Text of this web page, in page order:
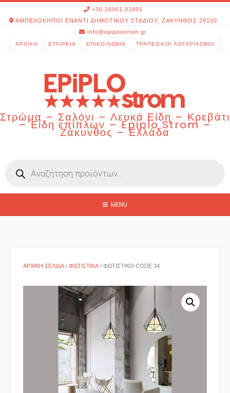
+30.26951.01891
ΑΜΠΕΛΟΚΗΠΟΙ ΕΝΑΝΤΙ ΔΗΜΟΤΙΚΟΥ ΣΤΑΔΙΟΥ, ΖΑΚΥΝΘΟΣ 29100
info@epiplostrom.gr
ΑΡΧΙΚΉ ΕΤΑΙΡΕΊΑ ΕΠΙΚΟΙΝΩΝΊΑ ΤΡΑΠΕΖΙΚΟΊ ΛΟΓΑΡΙΑΣΜΟΊ
Στρώμα – Σαλόνι – Λευκά Είδη – Κρεβάτι
– Είδη επίπλων – Epiplo Strom –
Ζάκυνθος – Ελλάδα
search
MENU
ΑΡΧΙΚΉ ΣΕΛΊΔΑ / ΦΩΤΙΣΤΙΚΆ / ΦΩΤΙΣΤΙΚΌ CODE 34